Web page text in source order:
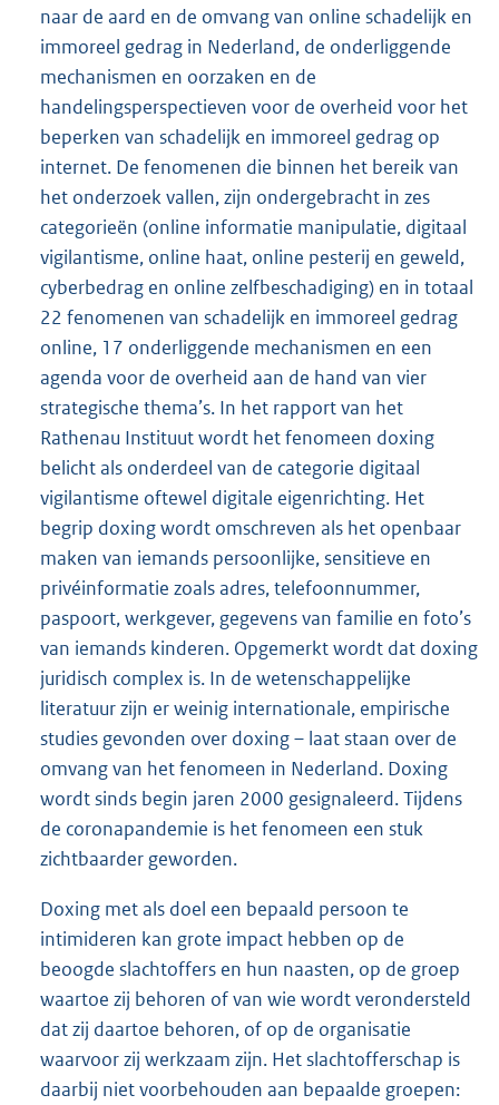
naar de aard en de omvang van online schadelijk en
immoreel gedrag in Nederland, de onderliggende
mechanismen en oorzaken en de
handelingsperspectieven voor de overheid voor het
beperken van schadelijk en immoreel gedrag op
internet. De fenomenen die binnen het bereik van
het onderzoek vallen, zijn ondergebracht in zes
categorieën (online informatie manipulatie, digitaal
vigilantisme, online haat, online pesterij en geweld,
cyberbedrag en online zelfbeschadiging) en in totaal
22 fenomenen van schadelijk en immoreel gedrag
online, 17 onderliggende mechanismen en een
agenda voor de overheid aan de hand van vier
strategische thema’s. In het rapport van het
Rathenau Instituut wordt het fenomeen doxing
belicht als onderdeel van de categorie digitaal
vigilantisme oftewel digitale eigenrichting. Het
begrip doxing wordt omschreven als het openbaar
maken van iemands persoonlijke, sensitieve en
privéinformatie zoals adres, telefoonnummer,
paspoort, werkgever, gegevens van familie en foto’s
van iemands kinderen. Opgemerkt wordt dat doxing
juridisch complex is. In de wetenschappelijke
literatuur zijn er weinig internationale, empirische
studies gevonden over doxing – laat staan over de
omvang van het fenomeen in Nederland. Doxing
wordt sinds begin jaren 2000 gesignaleerd. Tijdens
de coronapandemie is het fenomeen een stuk
zichtbaarder geworden.
Doxing met als doel een bepaald persoon te
intimideren kan grote impact hebben op de
beoogde slachtoffers en hun naasten, op de groep
waartoe zij behoren of van wie wordt verondersteld
dat zij daartoe behoren, of op de organisatie
waarvoor zij werkzaam zijn. Het slachtofferschap is
daarbij niet voorbehouden aan bepaalde groepen: